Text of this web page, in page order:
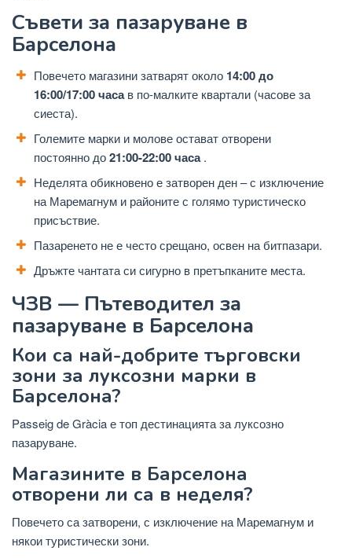
Съвети за пазаруване в
Барселона
Повечето магазини затварят около 14:00 до
16:00/17:00 часав по-малките квартали (часове за
сиеста).
Големите марки и молове остават отворени
постоянно до21:00-22:00 часа.
Неделята обикновено е затворен ден – с изключение
на Маремагнум и районите с голямо туристическо
присъствие.
Пазаренето не е често срещано, освен на битпазари.
Дръжте чантата си сигурно в претъпканите места.
ЧЗВ — Пътеводител за
пазаруване в Барселона
Кои са най-добрите търговски
зони за луксозни марки в
Барселона?
Passeig de Gràcia е топ дестинацията за луксозно
пазаруване.
Магазините в Барселона
отворени ли са в неделя?
Повечето са затворени, с изключение на Маремагнум и
някои туристически зони.